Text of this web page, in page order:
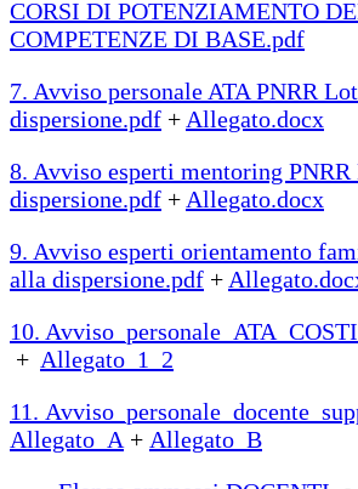
CORSI DI POTENZIAMENTO
COMPETENZE DI BASE.pdf
7. Avviso personale ATA PNRR
dispersione.pdf + Allegato.docx
8. Avviso esperti mentoring
dispersione.pdf + Allegato.docx
9. Avviso esperti orientamento
alla dispersione.pdf +
10.
+ Allegato_1_2
11.
Allegato_A + Allegato_B